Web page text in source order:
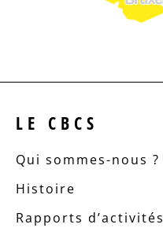
LE CBCS
Qui sommes-nous ?
Histoire
Rapports d’activités